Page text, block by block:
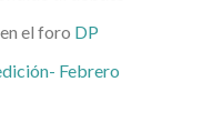
el foro DP
Febrero